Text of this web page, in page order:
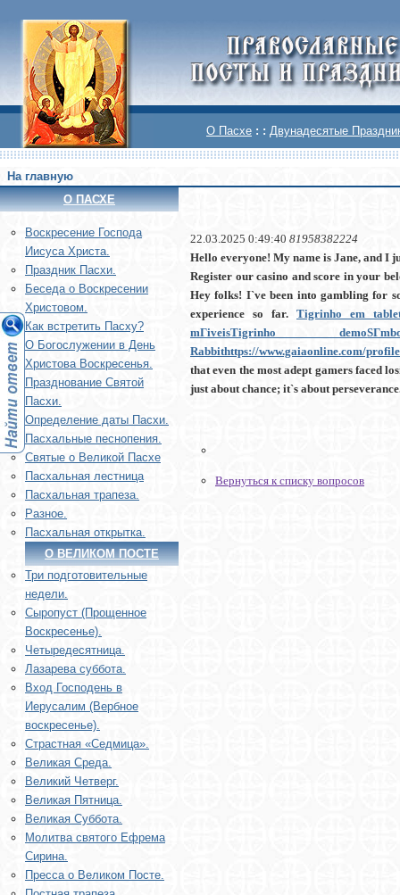
О Пасхе : : Двунадесятые
На главную
О ПАСХЕ
Воскреcение Господа
Иисуса Христа.
Праздник Пасхи.
Беседа о Воскресении
Христовом.
Как встретить Пасху?
О Богослужении в День
Христова Воскресенья.
Празднование Святой
Пасхи.
Определение даты Пасхи.
Пасхальные песнопения.
Святые о Великой Пасхе
Пасхальная лестница
Пасхальная трапеза.
Разное.
Пасхальная открытка.
О ВЕЛИКОМ ПОСТЕ
Три подготовительные
недели.
Сыропуст (Прощенное
Воскресенье).
Четыредесятница.
Лазарева суббота.
Вход Господень в
Иерусалим (Вербное
воскресенье).
Страстная «Седмица».
Великая Среда.
Великий Четверг.
Великая Пятница.
Великая Суббота.
Молитва святого Ефрема
Сирина.
Пресса о Великом Посте.
22.03.2025 0:49:40 81958382224
Hello everyone! My name is Jane, and I
Register our casino and score in your
Hey folks! I`ve been into gambling for
experience so far. Tigrinho em
mГіveisTigrinho demo
Rabbithttps://www.gaiaonline.com/
that even the most adept gamers faced
just about chance; it`s about
Вернуться к списку вопросов